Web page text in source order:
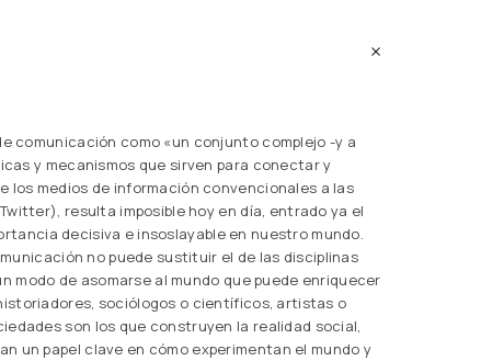
comunicación como «un conjunto complejo -y a
y mecanismos que sirven para conectar y
los medios de información convencionales a las
resulta imposible hoy en día, entrado ya el
decisiva e insoslayable en nuestro mundo.
no puede sustituir el de las disciplinas
modo de asomarse al mundo que puede enriquecer
sociólogos o científicos, artistas o
son los que construyen la realidad social,
un papel clave en cómo experimentan el mundo y